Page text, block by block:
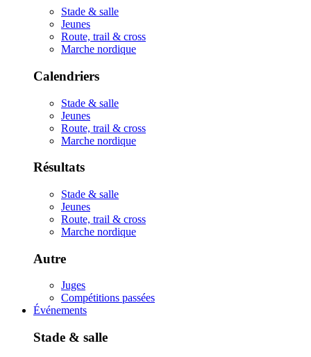
Stade & salle
Jeunes
Route, trail & cross
Marche nordique
Calendriers
Stade & salle
Jeunes
Route, trail & cross
Marche nordique
Résultats
Stade & salle
Jeunes
Route, trail & cross
Marche nordique
Autre
Juges
Compétitions passées
Événements
Stade & salle